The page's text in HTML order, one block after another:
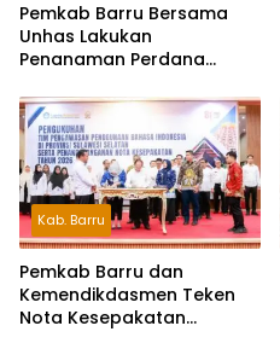
Pemkab Barru Bersama
Unhas Lakukan
Penanaman Perdana
Kab. Barru
Pemkab Barru dan
Kemendikdasmen Teken
Nota Kesepakatan